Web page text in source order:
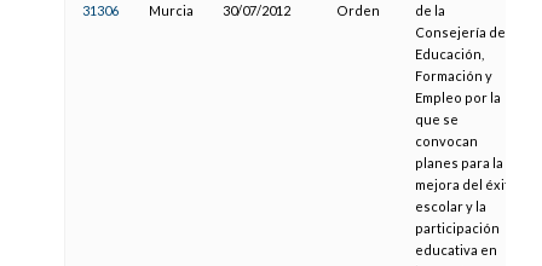
31306 Murcia 30/07/2012 Orden
de la
Consejería de
Educación,
Formación y
Empleo por la
que se
convocan
planes para la
mejora del éxito
escolar y la
participación
educativa en